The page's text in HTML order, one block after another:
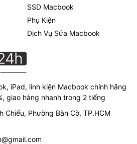
SSD Macbook
Phụ Kiện
Dịch Vụ Sửa Macbook
iPad, linh kiện Macbook chính hãng
giao hàng nhanh trong 2 tiếng
Chiểu, Phường Bàn Cờ, TP.HCM